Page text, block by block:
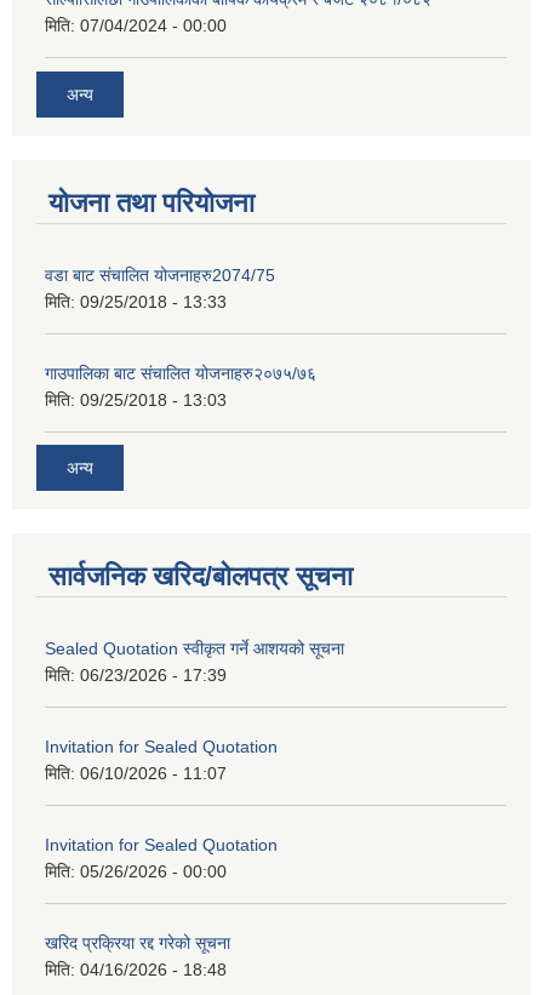
मिति: 07/04/2024 - 00:00
अन्य
योजना तथा परियोजना
वडा बाट संचालित योजनाहरु2074/75
मिति: 09/25/2018 - 13:33
गाउपालिका बाट संचालित योजनाहरु२०७५/७६
मिति: 09/25/2018 - 13:03
अन्य
सार्वजनिक खरिद/बोलपत्र सूचना
Sealed Quotation स्वीकृत गर्ने आशयको सूचना
मिति: 06/23/2026 - 17:39
Invitation for Sealed Quotation
मिति: 06/10/2026 - 11:07
Invitation for Sealed Quotation
मिति: 05/26/2026 - 00:00
खरिद प्रक्रिया रद्द गरेको सूचना
मिति: 04/16/2026 - 18:48